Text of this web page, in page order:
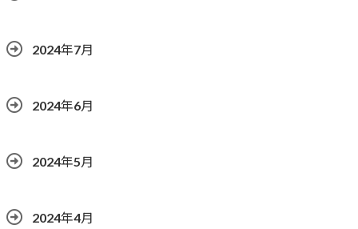
2024年7月
2024年6月
2024年5月
2024年4月